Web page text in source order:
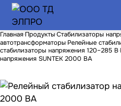
Главная Продукты Стабилизаторы
автотрансформаторы Релейные
стабилизаторы напряжения 120–285 В
напряжения SUNTEK 2000 ВА